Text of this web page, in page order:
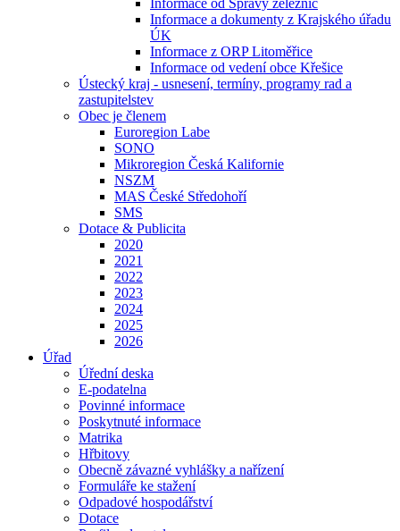
Informace od Správy železnic
Informace a dokumenty z Krajského úřadu
ÚK
Informace z ORP Litoměřice
Informace od vedení obce Křešice
Ústecký kraj - usnesení, termíny, programy rad a
zastupitelstev
Obec je členem
Euroregion Labe
SONO
Mikroregion Česká Kalifornie
NSZM
MAS České Středohoří
SMS
Dotace & Publicita
2020
2021
2022
2023
2024
2025
2026
Úřad
Úřední deska
E-podatelna
Povinné informace
Poskytnuté informace
Matrika
Hřbitovy
Obecně závazné vyhlášky a nařízení
Formuláře ke stažení
Odpadové hospodářství
Dotace